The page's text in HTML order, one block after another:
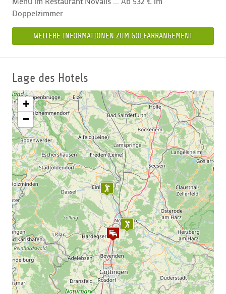
Doppelzimmer
WEITERE INFORMATIONEN ZUM GOLFARRANGEMENT
Lage des Hotels
+
−